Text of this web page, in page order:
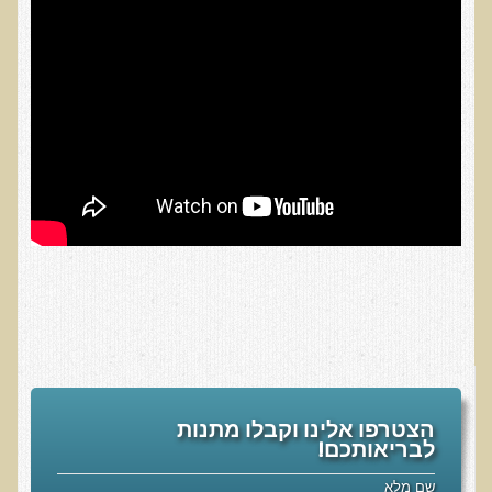
בדיקת שיער לאיתור מחסור במינרלים
בדיקות גנטיות
הצטרפו אלינו וקבלו מתנות
לבריאותכם!
שם מלא